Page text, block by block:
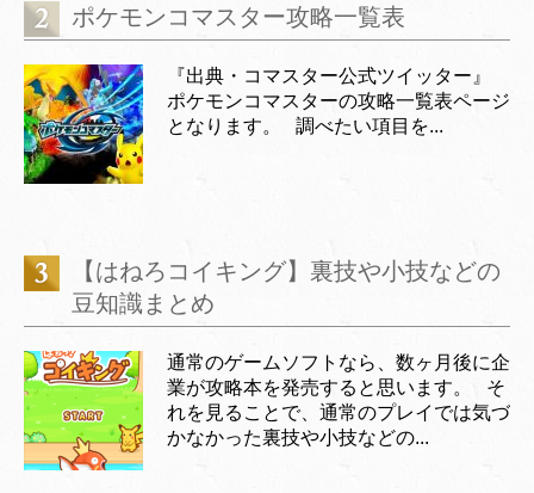
ポケモンコマスター攻略一覧表
『出典・コマスター公式ツイッター』
ポケモンコマスターの攻略一覧表ページ
となります。 調べたい項目を...
【はねろコイキング】裏技や小技などの
豆知識まとめ
通常のゲームソフトなら、数ヶ月後に企
業が攻略本を発売すると思います。 そ
れを見ることで、通常のプレイでは気づ
かなかった裏技や小技などの...